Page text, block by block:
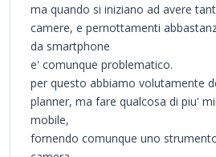
ma quando si iniziano ad avere
camere, e pernottamenti
da smartphone
e' comunque problematico.
per questo abbiamo volutamente
planner, ma fare qualcosa di piu'
mobile,
fornendo comunque uno